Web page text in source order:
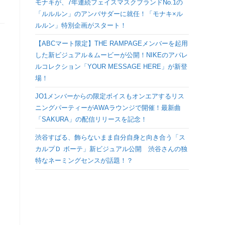
検
を
グ
ル
モナキが、7年連続フェイスマスクブランドNo.1の
「ルルルン」のアンバサダーに就任！「モナキ×ル
ルルン」特別企画がスタート！
【ABCマート限定】THE RAMPAGEメンバーを起用
した新ビジュアル＆ムービーが公開！NIKEのアパレ
ルコレクション「YOUR MESSAGE HERE」が新登
場！
JO1メンバーからの限定ボイスもオンエアするリス
ニングパーティーがAWAラウンジで開催！最新曲
「SAKURA」の配信リリースを記念！
渋谷すばる、飾らないまま自分自身と向き合う「ス
カルプＤ ボーテ」新ビジュアル公開 渋谷さんの独
特なネーミングセンスが話題！？